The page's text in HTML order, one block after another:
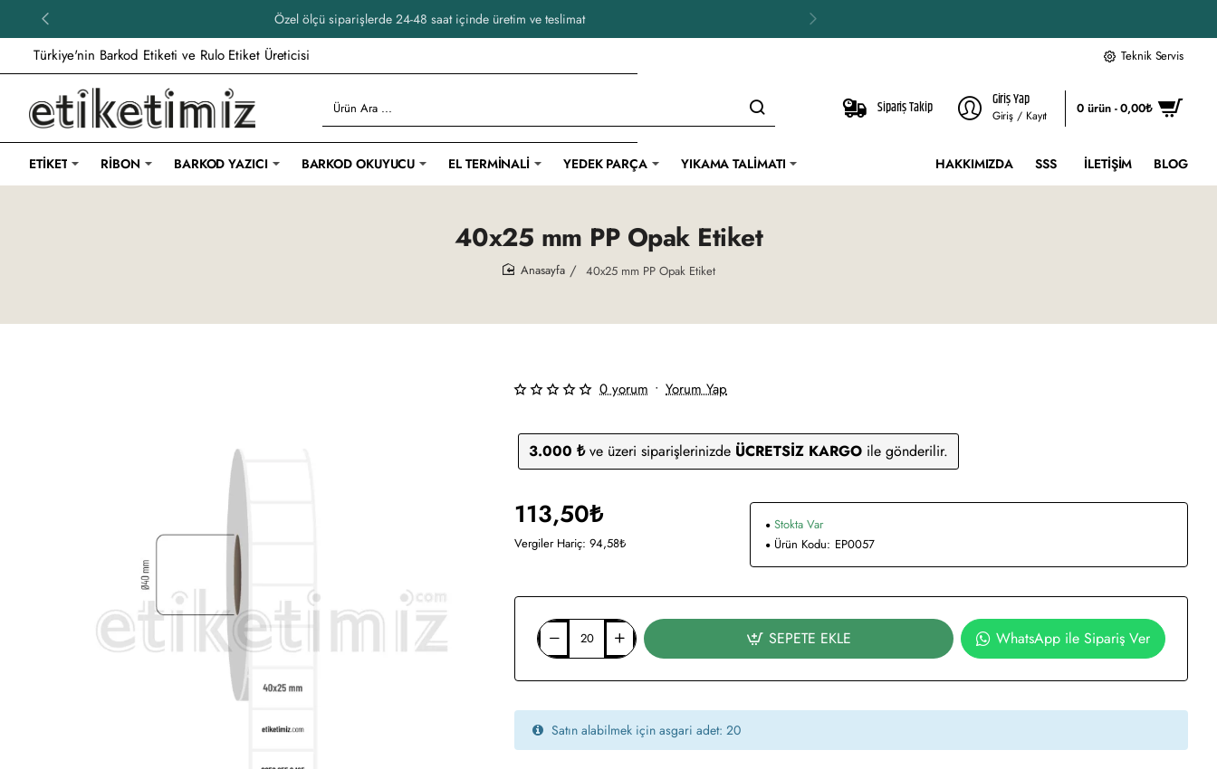
Özel ölçü siparişlerde 24-48 saat içinde üretim ve teslimat
Türkiye'nin Barkod Etiketi ve Rulo Etiket Üreticisi Teknik Servis
Ürün
Ara
...
Sipariş Takip Giriş Yap
Giriş / Kayıt 0 ürün - 0,00₺
ETIKET RIBON BARKOD YAZICI BARKOD OKUYUCU EL TERMINALI YEDEK PARÇA YIKAMA TALIMATI HAKKIMIZDA SSS İLETIŞIM BLOG
40x25 mm PP Opak Etiket
40x25 mm PP Opak Etiket
3.000 ₺ve üzeri siparişlerinizde ÜCRETSİZ KARGOile gönderilir.
0 yorum • Yorum Yap
113,50₺
Vergiler Hariç: 94,58₺
Stokta Var
Ürün Kodu: EP0057
SEPETE EKLE WhatsApp ile Sipariş Ver
Satın alabilmek için asgari adet: 20